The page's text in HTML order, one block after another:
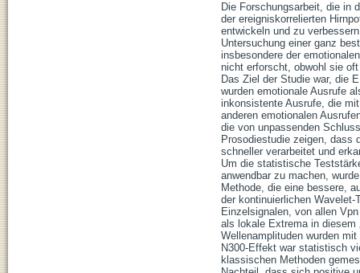
Die Forschungsarbeit, die in
der ereigniskorrelierten
entwickeln und zu
Untersuchung einer ganz
insbesondere der
nicht erforscht, obwohl sie
Das Ziel der Studie war, die
wurden emotionale Ausrufe
inkonsistente Ausrufe, die
anderen emotionalen
die von unpassenden
Prosodiestudie zeigen, dass
schneller verarbeitet und
Um die statistische
anwendbar zu machen,
Methode, die eine bessere,
der kontinuierlichen
Einzelsignalen, von allen
als lokale Extrema in diesem
Wellenamplituden wurden
N300-Effekt war statistisch
klassischen Methoden